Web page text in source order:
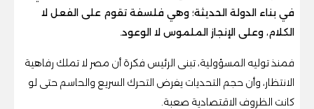
في بناء الدولة الحديثة؛ وهي فلسفة تقوم على الفعل لا
الكلام، وعلى الإنجاز الملموس لا الوعود.
فمنذ توليه المسؤولية، تبنى الرئيس فكرة أن مصر لا تملك رفاهية
الانتظار، وأن حجم التحديات يفرض التحرك السريع والحاسم حتى لو
كانت الظروف الاقتصادية صعبة.